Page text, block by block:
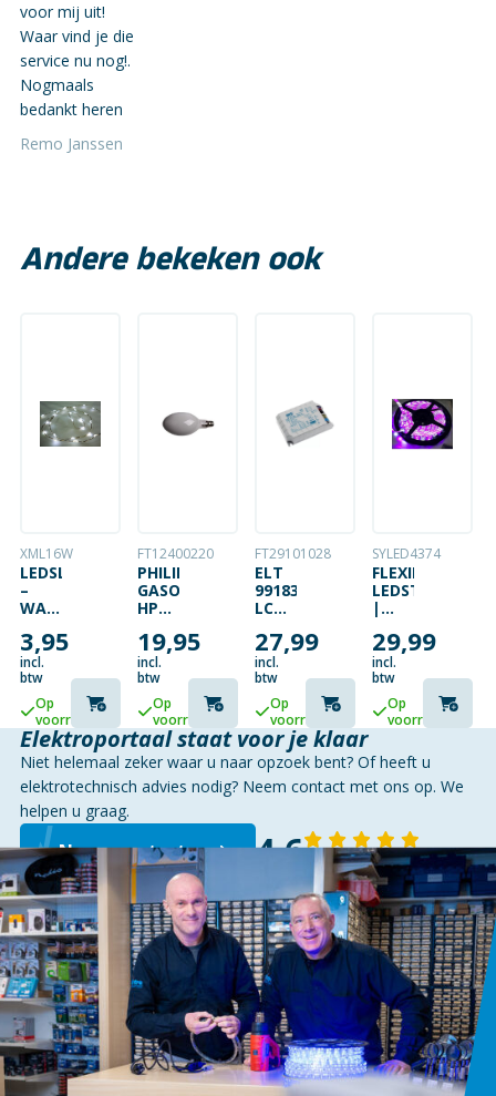
voor mij uit!
Waar vind je die
service nu nog!.
Nogmaals
bedankt heren
Remo Janssen
Andere bekeken ook
XML16W
LEDSLINGER
–
WARM
– 30
LEDS
3,95
incl.
btw
Op
voorraad
FT12400220
PHILIPS
GASONTLADINGSLAMP
HPL-
80W
E27
19,95
incl.
btw
Op
voorraad
FT29101028
ELT
9918311
LCM
LED-
DRIVER
–
350MA/1050MA
42W
MAX.
27,99
incl.
btw
Op
voorraad
SYLED4374
FLEXIBELE
LEDSTRIP
|
EN
KOUDWIT
| 300
LED’S
| 5M
| 12V
IP44
29,99
incl.
btw
Op
voorraad
Elektroportaal staat voor je klaar
Niet helemaal zeker waar u naar opzoek bent? Of heeft u
elektrotechnisch advies nodig? Neem contact met ons op. We
helpen u graag.
Neem contact op 4,6 143 reviews